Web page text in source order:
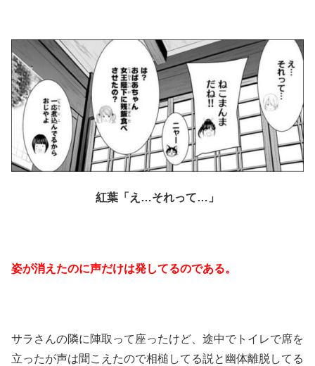
紅葉「え…それって…」
姿が消えたのに声だけは発してるのである。
サラさんの隣に陣取って座ったけど、途中でトイレで席を
立ったが声は聞こえたので相槌してる説と幽体離脱してる